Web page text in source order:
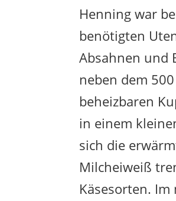
Henning war
benötigten
Absahnen und
neben dem
beheizbaren
in einem
sich die
Milcheiweiß
Käsesorten.